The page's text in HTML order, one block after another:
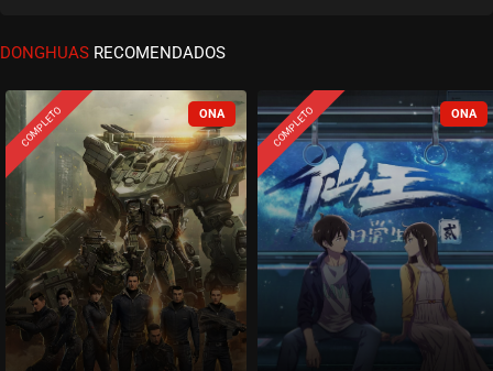
ASSISTIDO
EPISÓDIO 34
ASSISTIDO
EPISÓDIO 33
fevereiro 16, 2021
ASSISTIDO
EPISÓDIO 32
fevereiro 16, 2021
DONGHUAS RECOMENDADOS
COMPLETO COMPLETO